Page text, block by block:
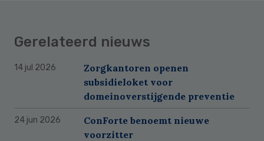
Gerelateerd nieuws
14 jul 2026
Zorgkantoren openen
subsidieloket voor
domeinoverstijgende preventie
24 jun 2026
ConForte benoemt nieuwe
voorzitter